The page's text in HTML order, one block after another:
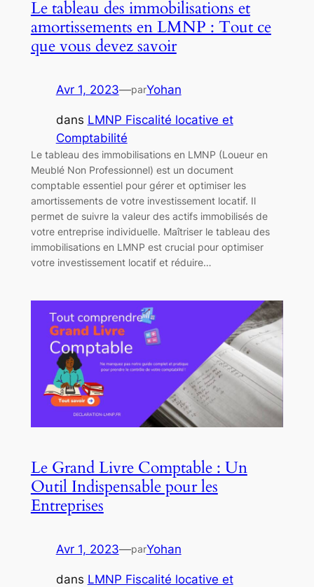
Le tableau des immobilisations et
amortissements en LMNP : Tout ce
que vous devez savoir
Avr 1, 2023—parYohan
dans LMNP Fiscalité locative et
Comptabilité
Le tableau des immobilisations en LMNP (Loueur en
Meublé Non Professionnel) est un document
comptable essentiel pour gérer et optimiser les
amortissements de votre investissement locatif. Il
permet de suivre la valeur des actifs immobilisés de
votre entreprise individuelle. Maîtriser le tableau des
immobilisations en LMNP est crucial pour optimiser
votre investissement locatif et réduire…
Le Grand Livre Comptable : Un
Outil Indispensable pour les
Entreprises
Avr 1, 2023—parYohan
dans LMNP Fiscalité locative et